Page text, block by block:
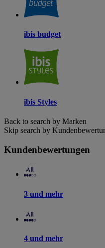
ibis budget
ibis Styles
Back to search by Marken
Skip search by
Kundenbewertungen
3 und mehr
4 und mehr